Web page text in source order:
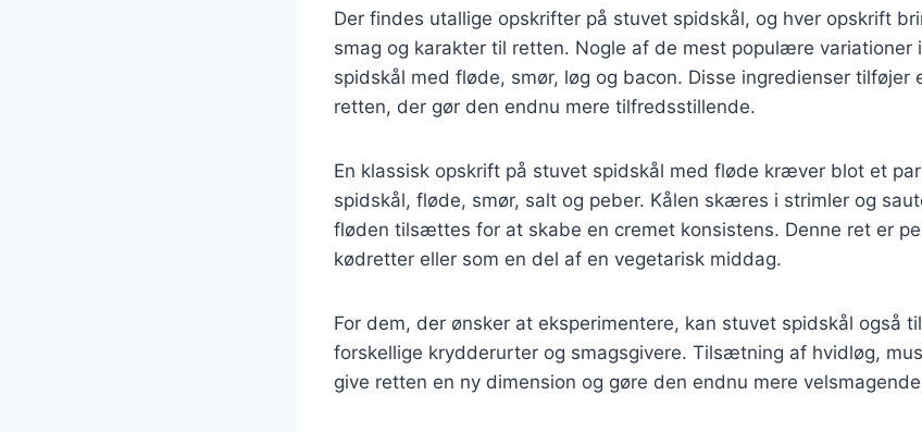
Der findes utallige opskrifter på stuvet spidskål, og hver opskrift
smag og karakter til retten. Nogle af de mest populære variationer
spidskål med fløde, smør, løg og bacon. Disse ingredienser tilføjer
retten, der gør den endnu mere tilfredsstillende.
En klassisk opskrift på stuvet spidskål med fløde kræver blot et
spidskål, fløde, smør, salt og peber. Kålen skæres i strimler og
fløden tilsættes for at skabe en cremet konsistens. Denne ret er
kødretter eller som en del af en vegetarisk middag.
For dem, der ønsker at eksperimentere, kan stuvet spidskål også
forskellige krydderurter og smagsgivere. Tilsætning af hvidløg,
give retten en ny dimension og gøre den endnu mere